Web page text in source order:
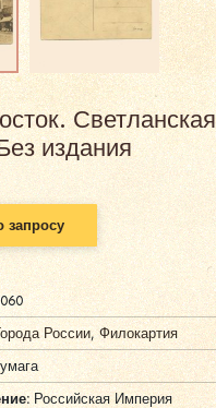
Светланская
издания
запросу
России,Филокартия
Российская Империя